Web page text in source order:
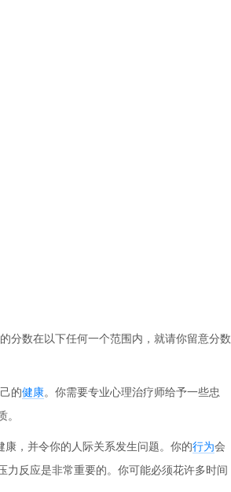
分数在以下任何一个范围内，就请你留意分数
的健康。你需要专业心理治疗师给予一些忠
，并令你的人际关系发生问题。你的行为会
力反应是非常重要的。你可能必须花许多时间